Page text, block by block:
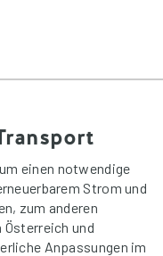
einen notwendige
Strom und
zum anderen
und
Anpassungen im